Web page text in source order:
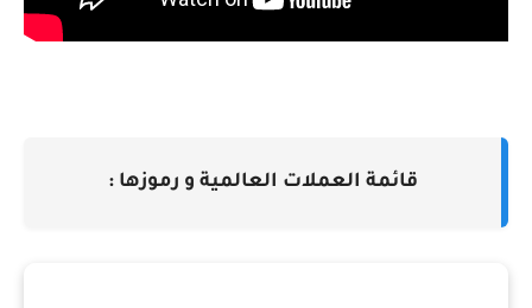
قائمة العملات العالمية و رموزها :